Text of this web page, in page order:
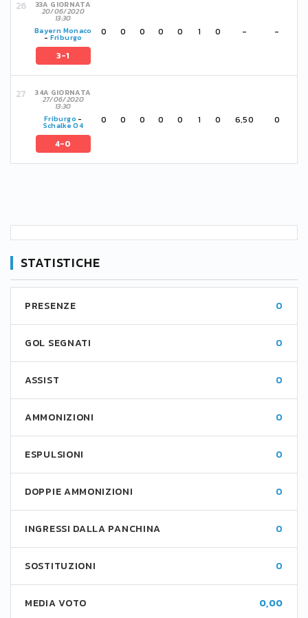
33A GIORNATA
20/06/2020
13:30
Bayern Monaco
- Friburgo
3-1
0 0 0 0 0 1 0 - -
34A GIORNATA
27/06/2020
13:30
Friburgo -
Schalke 04
4-0
0 0 0 0 0 1 0 6,50 0
STATISTICHE
PRESENZE 0
GOL SEGNATI 0
ASSIST 0
AMMONIZIONI 0
ESPULSIONI 0
DOPPIE AMMONIZIONI 0
INGRESSI DALLA PANCHINA 0
SOSTITUZIONI 0
MEDIA VOTO 0,00